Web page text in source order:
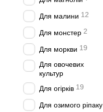
Для малини 12
Для монстер 2
Для моркви 19
Для овочевих
культур
Для огірків 19
Для озимого ріпаку